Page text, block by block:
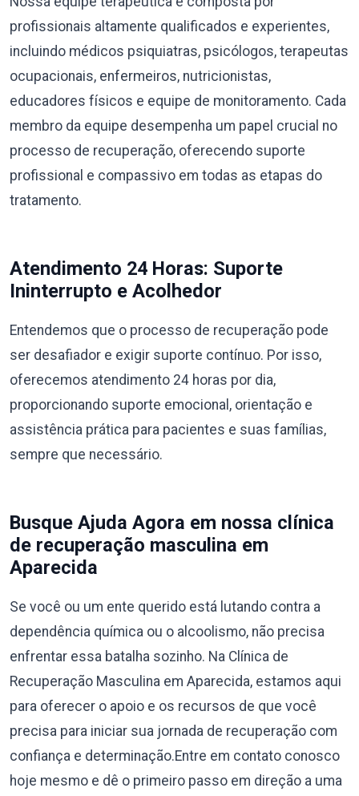
profissionais altamente qualificados e experientes,
incluindo médicos psiquiatras, psicólogos, terapeutas
ocupacionais, enfermeiros, nutricionistas,
educadores físicos e equipe de monitoramento. Cada
membro da equipe desempenha um papel crucial no
processo de recuperação, oferecendo suporte
profissional e compassivo em todas as etapas do
tratamento.
Atendimento 24 Horas: Suporte
Ininterrupto e Acolhedor
Entendemos que o processo de recuperação pode
ser desafiador e exigir suporte contínuo. Por isso,
oferecemos atendimento 24 horas por dia,
proporcionando suporte emocional, orientação e
assistência prática para pacientes e suas famílias,
sempre que necessário.
Busque Ajuda Agora em nossa clínica
de recuperação masculina em
Aparecida
Se você ou um ente querido está lutando contra a
dependência química ou o alcoolismo, não precisa
enfrentar essa batalha sozinho. Na Clínica de
Recuperação Masculina em Aparecida, estamos aqui
para oferecer o apoio e os recursos de que você
precisa para iniciar sua jornada de recuperação com
confiança e determinação.Entre em contato conosco
hoje mesmo e dê o primeiro passo em direção a uma